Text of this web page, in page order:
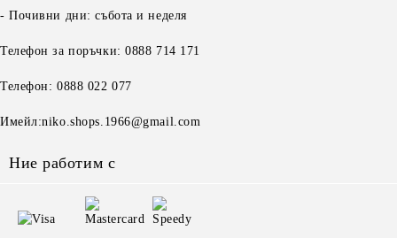
- Почивни дни: събота и неделя
Телефон за поръчки: 0888 714 171
Телефон: 0888 022 077
Имейл:niko.shops.1966@gmail.com
Ние работим с